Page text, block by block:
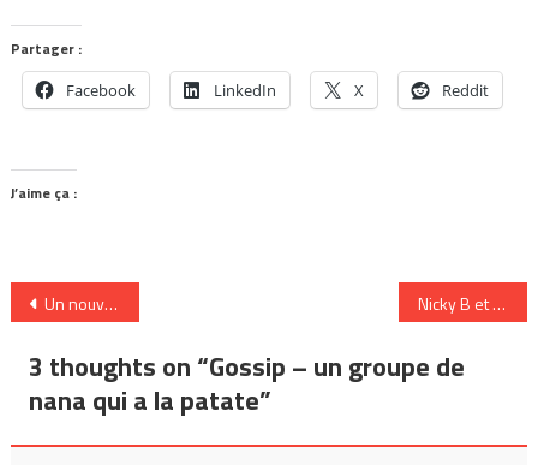
Partager :
Facebook LinkedIn X Reddit
J’aime ça :
Navigation
de
l’article
Un nouveau clip et une chanson gratuite pour Haouken! Nicky B et Jay L débarquent
3 thoughts on “Gossip – un groupe de
nana qui a la patate”